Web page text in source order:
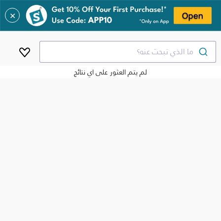
✕
ما الذي تبحث عنه؟
لم يتم العثور على اي نتائج